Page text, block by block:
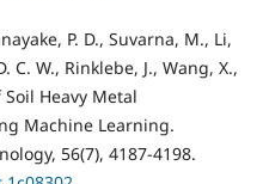
P. D., Suvarna, M., Li,
C. W., Rinklebe, J., Wang, X.,
Soil Heavy Metal
Machine Learning.
56(7), 4187-4198.